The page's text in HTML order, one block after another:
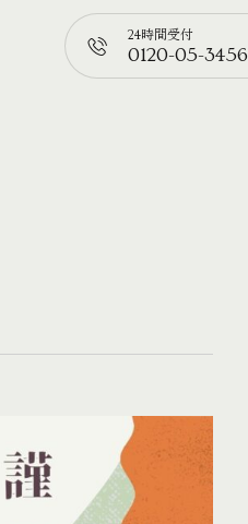
📞
24時間受付
0120-05-3456